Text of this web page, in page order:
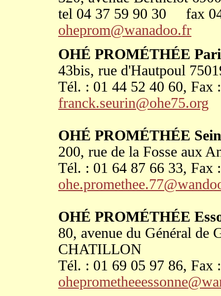
tel 04 37 59 90 30 fax
oheprom@wanadoo.fr
OHÉ PROMÉTHÉE
43bis, rue d'Hautpoul
Tél. : 01 44 52 40 60, Fax
franck.seurin@ohe75.org
OHÉ PROMÉTHÉE
200, rue de la Fosse aux
Tél. : 01 64 87 66 33,
OHÉ PROMÉTHÉE
80, avenue du Général de
CHATILLON
Tél. : 01 69 05 97 86,